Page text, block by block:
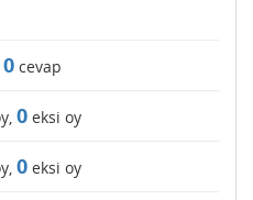
0 cevap
0 eksi oy
0 eksi oy